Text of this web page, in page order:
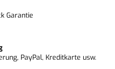
Garantie
PayPal, Kreditkarte usw.